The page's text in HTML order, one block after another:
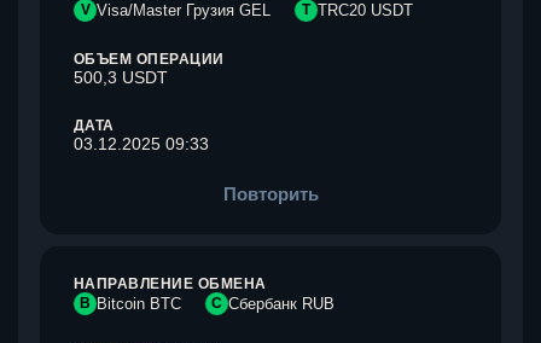
V Visa/Master Грузия GEL T TRC20 USDT
ОБЪЕМ ОПЕРАЦИИ
500,3 USDT
ДАТА
03.12.2025 09:33
Повторить
НАПРАВЛЕНИЕ ОБМЕНА
B Bitcoin BTC С Сбербанк RUB